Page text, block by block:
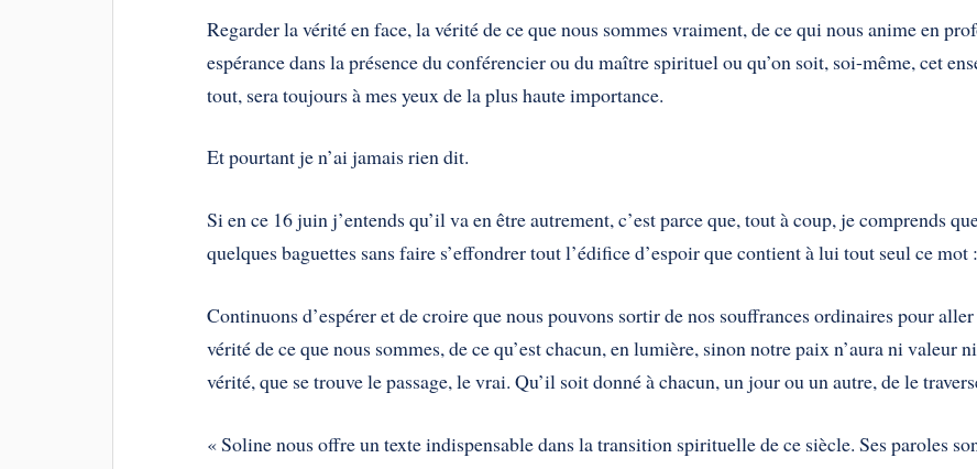
Regarder la vérité en face, la vérité de ce que nous sommes vraiment, de ce qui nous anime en
espérance dans la présence du conférencier ou du maître spirituel ou qu’on soit, soi-même, cet
tout, sera toujours à mes yeux de la plus haute importance.
Et pourtant je n’ai jamais rien dit.
Si en ce 16 juin j’entends qu’il va en être autrement, c’est parce que, tout à coup, je comprends
quelques baguettes sans faire s’effondrer tout l’édifice d’espoir que contient à lui tout seul ce mot
Continuons d’espérer et de croire que nous pouvons sortir de nos souffrances ordinaires pour
vérité de ce que nous sommes, de ce qu’est chacun, en lumière, sinon notre paix n’aura ni valeur
vérité, que se trouve le passage, le vrai. Qu’il soit donné à chacun, un jour ou un autre, de le
« Soline nous offre un texte indispensable dans la transition spirituelle de ce siècle. Ses paroles